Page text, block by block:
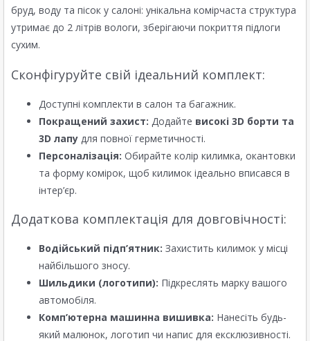
бруд, воду та пісок у салоні: унікальна комірчаста структура
утримає до 2 літрів вологи, зберігаючи покриття підлоги
сухим.
Сконфігуруйте свій ідеальний комплект:
Доступні комплекти в салон та багажник.
Покращений захист: Додайте високі 3D борти та
3D лапу для повної герметичності.
Персоналізація: Обирайте колір килимка, окантовки
та форму комірок, щоб килимок ідеально вписався в
інтер’єр.
Додаткова комплектація для довговічності:
Водійський підп’ятник: Захистить килимок у місці
найбільшого зносу.
Шильдики (логотипи): Підкреслять марку вашого
автомобіля.
Комп’ютерна машинна вишивка: Нанесіть будь-
який малюнок, логотип чи напис для ексклюзивності.